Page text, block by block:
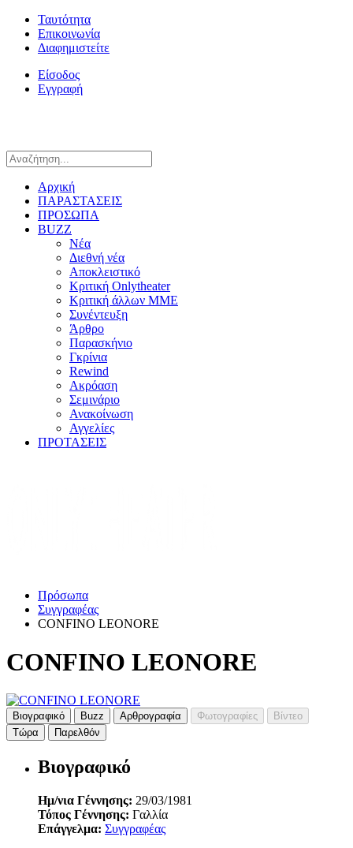
Ταυτότητα
Επικοινωνία
Διαφημιστείτε
Είσοδος
Εγγραφή
Αρχική
ΠΑΡΑΣΤΑΣΕΙΣ
ΠΡΟΣΩΠΑ
BUZZ
Νέα
Διεθνή νέα
Αποκλειστικό
Κριτική Onlytheater
Κριτική άλλων ΜΜΕ
Συνέντευξη
Άρθρο
Παρασκήνιο
Γκρίνια
Rewind
Ακρόαση
Σεμινάριο
Ανακοίνωση
Αγγελίες
ΠΡΟΤΑΣΕΙΣ
Πρόσωπα
Συγγραφέας
CONFINO LEONORE
CONFINO LEONORE
Βιογραφικό Buzz Αρθρογραφία Φωτογραφίες
Βίντεο
Τώρα
Παρελθόν
Βιογραφικό
Ημ/νια Γέννησης: 29/03/1981
Τόπος Γέννησης: Γαλλία
Επάγγελμα: Συγγραφέας